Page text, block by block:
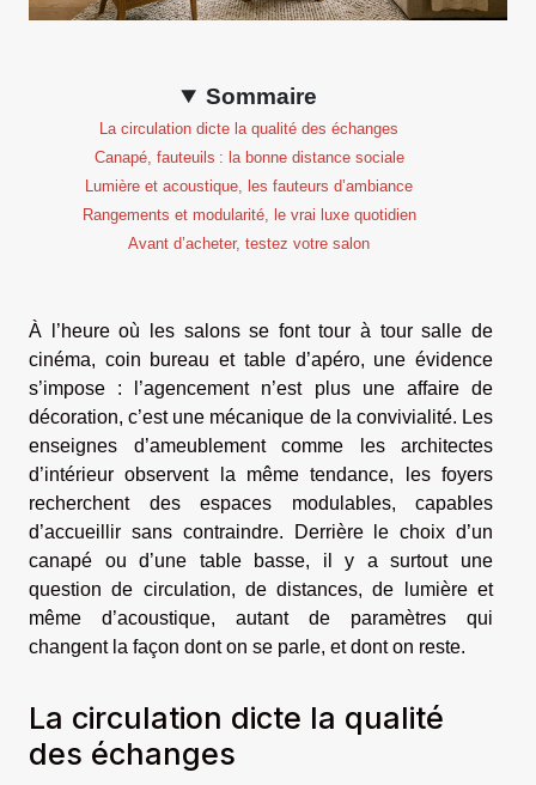
Sommaire
La circulation dicte la qualité des échanges
Canapé, fauteuils : la bonne distance sociale
Lumière et acoustique, les fauteurs d’ambiance
Rangements et modularité, le vrai luxe quotidien
Avant d’acheter, testez votre salon
À l’heure où les salons se font tour à tour salle de
cinéma, coin bureau et table d’apéro, une évidence
s’impose : l’agencement n’est plus une affaire de
décoration, c’est une mécanique de la convivialité. Les
enseignes d’ameublement comme les architectes
d’intérieur observent la même tendance, les foyers
recherchent des espaces modulables, capables
d’accueillir sans contraindre. Derrière le choix d’un
canapé ou d’une table basse, il y a surtout une
question de circulation, de distances, de lumière et
même d’acoustique, autant de paramètres qui
changent la façon dont on se parle, et dont on reste.
La circulation dicte la qualité
des échanges